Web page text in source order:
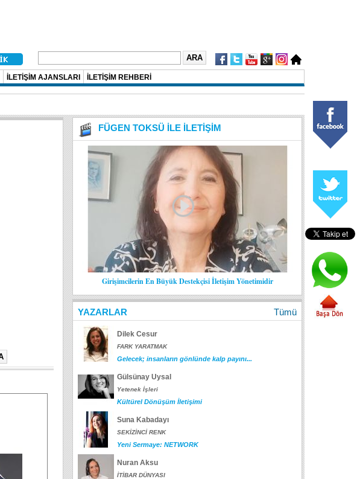
İLETİŞİM AJANSLARI İLETİŞİM REHBERİ
FÜGEN TOKSÜ İLE İLETİŞİM
Girişimcilerin En Büyük Destekçisi İletişim Yönetimidir
YAZARLAR Tümü
Dilek Cesur
FARK YARATMAK
Gelecek; insanların gönlünde kalp payını...
Gülsünay Uysal
Yetenek İşleri
Kültürel Dönüşüm İletişimi
Suna Kabadayı
SEKİZİNCİ RENK
Yeni Sermaye: NETWORK
Nuran Aksu
İTİBAR DÜNYASI